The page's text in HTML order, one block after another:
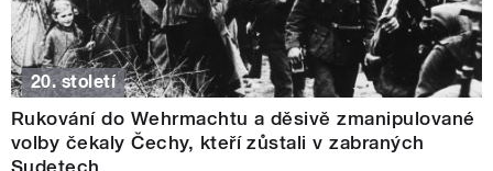
20. století
Rukování do Wehrmachtu a děsivě zmanipulované
volby čekaly Čechy, kteří zůstali v zabraných